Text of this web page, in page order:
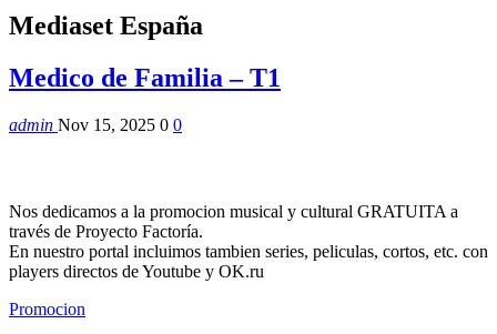
Mediaset España
Medico de Familia – T1
admin Nov 15, 2025 0 0
Nos dedicamos a la promocion musical y cultural GRATUITA a
través de Proyecto Factoría.
En nuestro portal incluimos tambien series, peliculas, cortos, etc. con
players directos de Youtube y OK.ru
Promocion